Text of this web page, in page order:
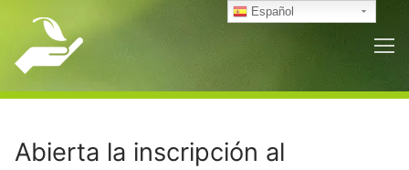
contenido
Abierta la inscripción al
Español